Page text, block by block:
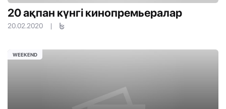
20 ақпан күнгі кинопремьералар
20.02.2020 |
WEEKEND